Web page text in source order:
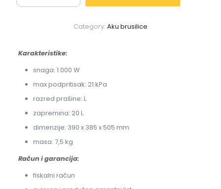
Category: Aku brusilice
Karakteristike:
snaga: 1.000 W
max podpritisak: 21 kPa
razred prašine: L
zapremina: 20 L
dimenzije: 390 x 385 x 505 mm
masa: 7,5 kg
Račun i garancija:
fiskalni račun